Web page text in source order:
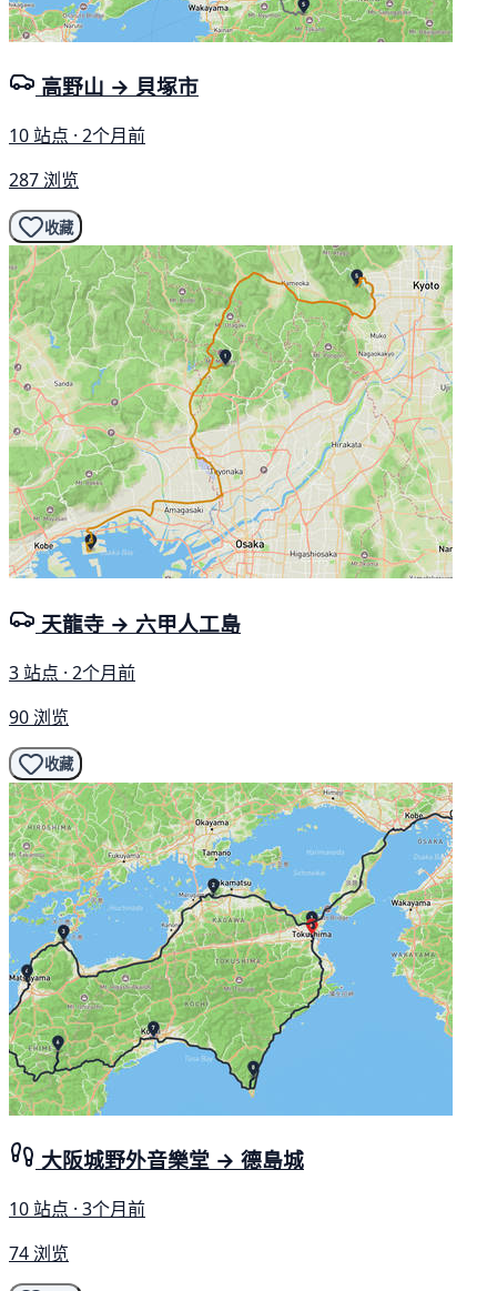
高野山 → 貝塚市
10 站点 · 2个月前
287 浏览
收藏
天龍寺 → 六甲人工島
3 站点 · 2个月前
90 浏览
收藏
大阪城野外音樂堂 → 德島城
10 站点 · 3个月前
74 浏览